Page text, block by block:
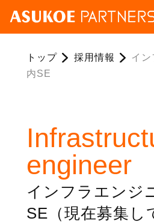
トップ 採用情報
イン
内SE
engineer
インフラエンジ
SE（現在募集し